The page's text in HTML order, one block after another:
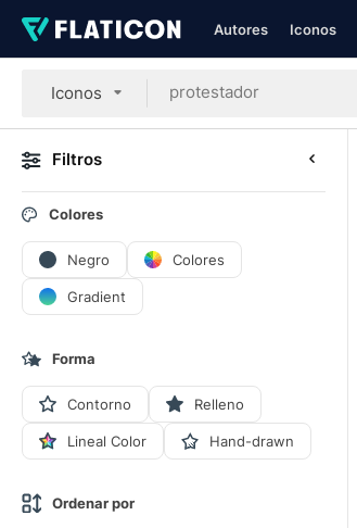
Autores Iconos
Iconos
Filtros
Colores
Negro Colores
Gradient
Forma
Contorno Relleno
Lineal Color Hand-drawn
Ordenar por